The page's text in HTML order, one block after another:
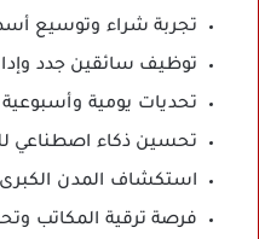
تجربة شراء وتوسيع
توظيف سائقين جدد
تحديات يومية
تحسين ذكاء اصطناعي
استكشاف المدن
فرصة ترقية المكاتب